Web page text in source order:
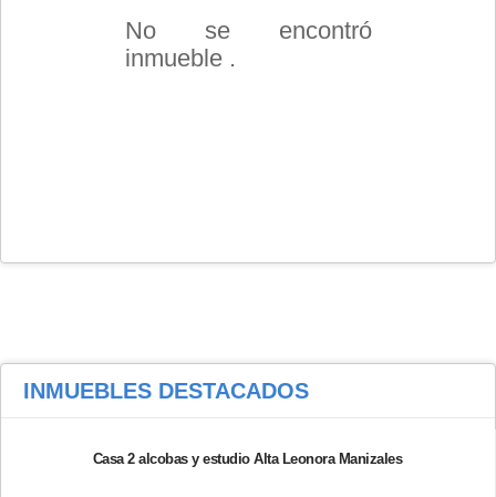
No se encontró
inmueble .
INMUEBLES DESTACADOS
Casa 2 alcobas y estudio Alta Leonora Manizales